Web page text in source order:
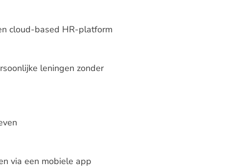
cloud-based HR-platform
leningen zonder
via een mobiele app